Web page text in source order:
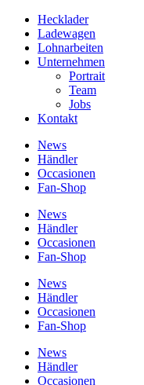
Hecklader
Ladewagen
Lohnarbeiten
Unternehmen
Portrait
Team
Jobs
Kontakt
News
Händler
Occasionen
Fan-Shop
News
Händler
Occasionen
Fan-Shop
News
Händler
Occasionen
Fan-Shop
News
Händler
Occasionen